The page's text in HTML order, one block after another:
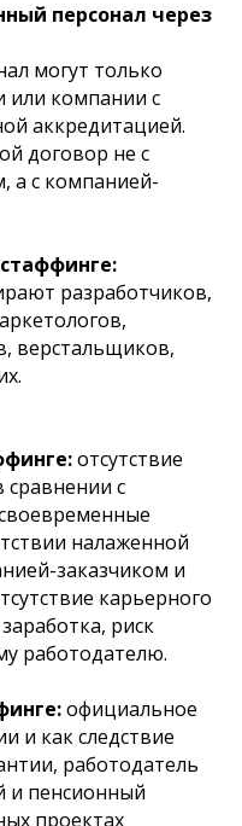
персонал через
могут только
или компании с
аккредитацией.
договор не с
а с компанией-
разработчиков,
верстальщиков,
отсутствие
с
налаженной
заказчиком и
карьерного
риск
работодателю.
официальное
и как следствие
работодатель
и пенсионный
проектах